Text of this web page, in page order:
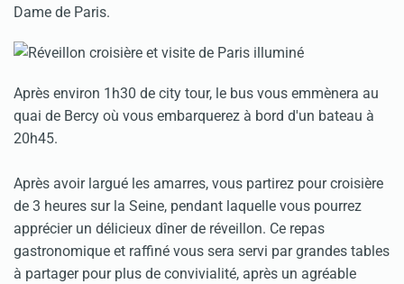
Dame de Paris.
Après environ 1h30 de city tour, le bus vous emmènera au
quai de Bercy où vous embarquerez à bord d'un bateau à
20h45.
Après avoir largué les amarres, vous partirez pour croisière
de 3 heures sur la Seine, pendant laquelle vous pourrez
apprécier un délicieux dîner de réveillon. Ce repas
gastronomique et raffiné vous sera servi par grandes tables
à partager pour plus de convivialité, après un agréable